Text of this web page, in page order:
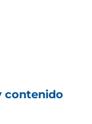
contenido